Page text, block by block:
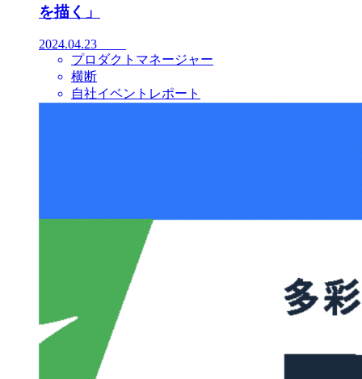
を描く」
2024.04.23
プロダクトマネージャー
横断
自社イベントレポート